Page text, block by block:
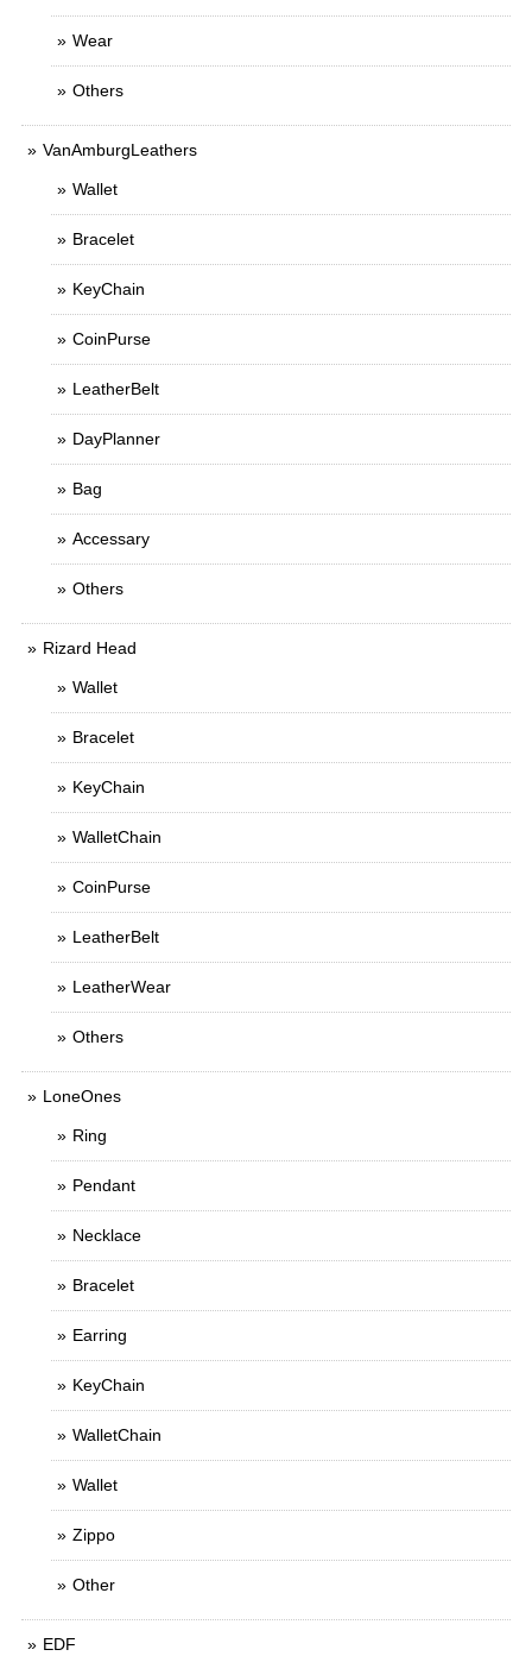
Wear
Others
VanAmburgLeathers
Wallet
Bracelet
KeyChain
CoinPurse
LeatherBelt
DayPlanner
Bag
Accessary
Others
Rizard Head
Wallet
Bracelet
KeyChain
WalletChain
CoinPurse
LeatherBelt
LeatherWear
Others
LoneOnes
Ring
Pendant
Necklace
Bracelet
Earring
KeyChain
WalletChain
Wallet
Zippo
Other
EDF